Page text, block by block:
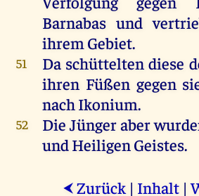
Barnabas und
ihrem Gebiet.
51 Da schüttelten diese
ihren Füßen gegen
nachIkonium.
52 Die Jüngeraber
undHeiligenGeistes.
⮜ Zurück | Inhalt |